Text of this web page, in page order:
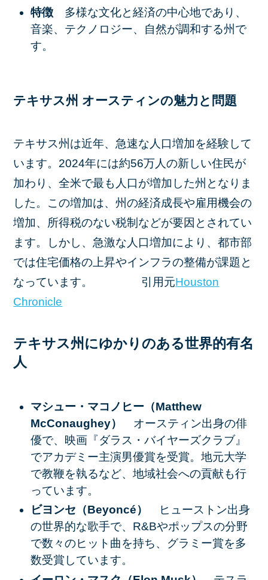
特徴 多様な文化と経済の中心地であり、
音楽、テクノロジー、自然が調和する州で
す。​
テキサス州 オースティンの魅力と問題
テキサス州は近年、急速な人口増加を経験して
います。​2024年には約56万人の新しい住民が
加わり、全米で最も人口が増加した州となりま
した。​この増加は、州の経済成長や雇用機会の
増加、所得税のない税制などが要因とされてい
ます。​しかし、急激な人口増加により、都市部
では住宅価格の上昇やインフラの整備が課題と
なっています。 ​ 引用元Houston
Chronicle
テキサス州にゆかりのある世界的有名
人
マシュー・マコノヒー（Matthew
McConaughey） オースティン出身の俳
優で、映画『ダラス・バイヤーズクラブ』
でアカデミー主演男優賞を受賞。地元大学
で教鞭を執るなど、地域社会への貢献も行
っています。​
ビヨンセ（Beyoncé）
ヒューストン出身
の世界的な歌手で、R&Bやポップスの分野
で数々のヒット曲を持ち、グラミー賞を多
数受賞しています。​